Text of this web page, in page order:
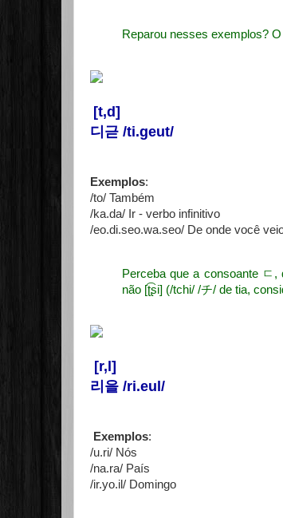
Reparou nesses exemplos?
[t,d]
디귿 /ti.geut/
Exemplos:
/to/ Também
/ka.da/ Ir - verbo infinitivo
/eo.di.seo.wa.seo/ De onde você
Perceba que a consoante ㄷ
não [ʈ͡ʂi] (/tchi/ /チ/ de tia,
[r,l]
리을 /ri.eul/
Exemplos:
/u.ri/ Nós
/na.ra/ País
/ir.yo.il/ Domingo